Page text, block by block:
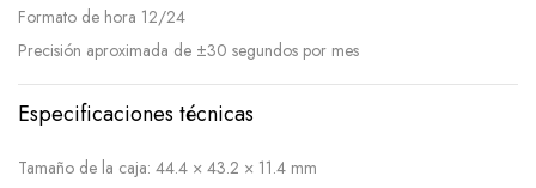
Formato de hora 12/24
Precisión aproximada de ±30 segundos por mes
Especificaciones técnicas
Tamaño de la caja: 44.4 × 43.2 × 11.4 mm